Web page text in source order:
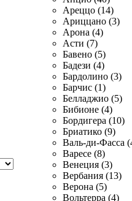
Ареццо (14)
Ариццано (3)
Арона (4)
Асти (7)
Бавено (5)
Бадези (4)
Бардолино (3)
Барчис (1)
Белладжио (5)
Бибионе (4)
Бордигера (10)
Бриатико (9)
Валь-ди-Фасса
Варесе (8)
Венеция (3)
Вербания (13)
Верона (5)
Вольтерра (4)